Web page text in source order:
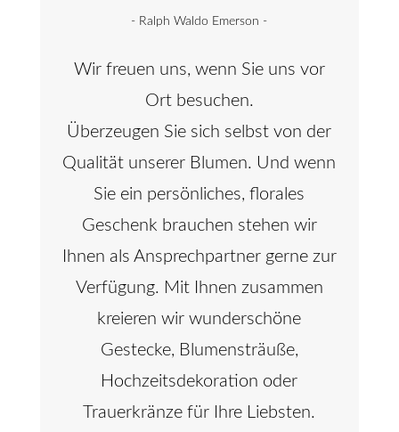
- Ralph Waldo Emerson -
Wir freuen uns, wenn Sie uns vor
Ort besuchen.
Überzeugen Sie sich selbst von der
Qualität unserer Blumen. Und wenn
Sie ein persönliches, florales
Geschenk brauchen stehen wir
Ihnen als Ansprechpartner gerne zur
Verfügung. Mit Ihnen zusammen
kreieren wir wunderschöne
Gestecke, Blumensträuße,
Hochzeitsdekoration oder
Trauerkränze für Ihre Liebsten.